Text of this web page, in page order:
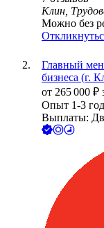
Клин,
Можно без
Главный
бизнеса (г.
от 265 000 ₽
Опыт 1-3
Выплаты: